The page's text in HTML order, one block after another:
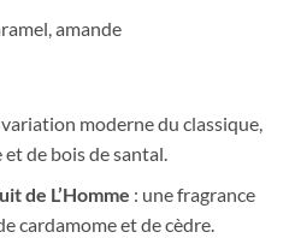
amande
moderne du classique,
de bois de santal.
de L’Homme : une fragrance
cardamome et de cèdre.